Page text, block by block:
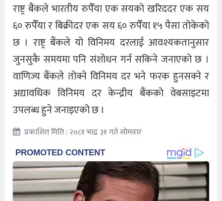
राष्ट्र बैंकले भारतीय रुपैँया एक सयको खरिददर एक सय
६० रुपैँया र बिक्रीदर एक सय ६० रुपैँया १५ पैसा तोकेको
छ । राष्ट्र बैंकले यो विनिमय दरलाई आवश्यकतानुसार
जुनसुकै समयमा पनि संशोधन गर्न सकिने जनाएको छ ।
वाणिज्य बैंकले तोक्ने विनिमय दर भने फरक हुनसक्ने र
अद्यावधिक विनिमय दर केन्द्रीय बैंकको वेबसाइटमा
उपलब्ध हुने जनाइएको छ ।
प्रकाशित मिति : २०८१ भाद्र ३१ गते सोमवार